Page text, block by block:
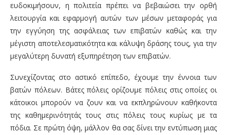
ευδοκιμήσουν, η πολιτεία πρέπει να βεβαιώσει την ορθή
λειτουργία και εφαρμογή αυτών των μέσων μεταφοράς για
την εγγύηση της ασφάλειας των επιβατών καθώς και την
μέγιστη αποτελεσματικότητα και κάλυψη δράσης τους, για την
μεγαλύτερη δυνατή εξυπηρέτηση των επιβατών.
Συνεχίζοντας στο αστικό επίπεδο, έχουμε την έννοια των
βατών πόλεων. Βάτες πόλεις ορίζουμε πόλεις στις οποίες οι
κάτοικοι μπορούν να ζουν και να εκπληρώνουν καθήκοντα
της καθημερινότητάς τους στις πόλεις τους κυρίως με τα
πόδια. Σε πρώτη όψη, μάλλον θα σας δίνει την εντύπωση μιας